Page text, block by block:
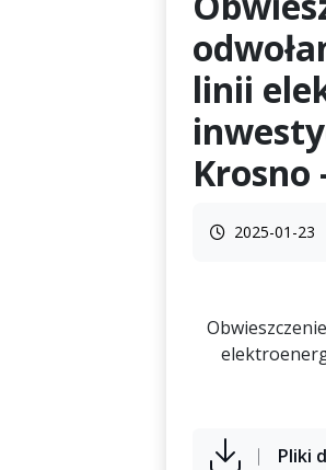
linii
Krosno
2025-01-23
Pliki